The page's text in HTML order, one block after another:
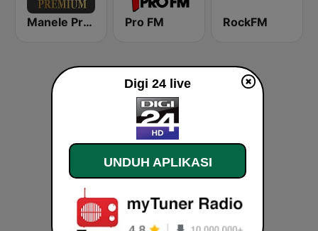
Manele Premium Pro FM RockFM
Digi 24 live
UNDUH APLIKASI